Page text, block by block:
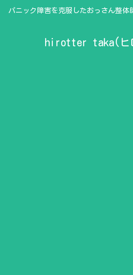
パニック障害を克服したおっさん整体
hirotter taka(ヒ